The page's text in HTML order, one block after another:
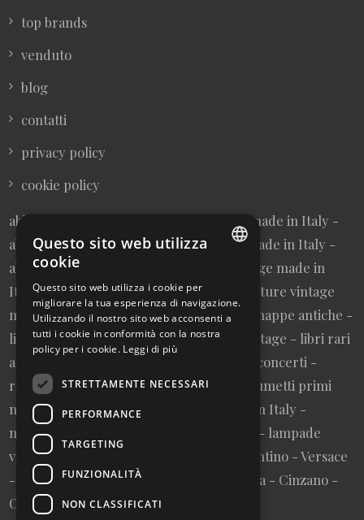
top brands
venduto
blog
contatti
privacy policy
cookie policy
abbigliamento donna vintage sartoriale made in Italy -
abbigliamento uomo vintage sartoriale made in Italy -
abbigliamento da collezione - borse vintage made in
Italy - cravatte vintage made in Italy - cinture vintage
made in Italy - collezionismo cartaceo - mappe antiche -
litografie e stampe antiche - cartoline vintage - libri rari
autografati fuori catalogo - memorabilia concerti -
riviste primi numeri annate complete - fumetti primi
numeri annate complete - design made in Italy -
modernariato - artigianato made in Italy - lampade
vintage - pubblicità vintage - vinile - Valentino - Versace
- Vespa - Fiat - Nutella - Campari - Gancia - Cinzano -
Olivetti - Giglio - Mulino Bianco - Barilla
ENGLISH
Questo sito web utilizza
cookie
Questo sito web utilizza i cookie per
migliorare la tua esperienza di navigazione.
Utilizzando il nostro sito web acconsenti a
tutti i cookie in conformità con la nostra
policy per i cookie. Leggi di più
STRETTAMENTE NECESSARI
PERFORMANCE
TARGETING
FUNZIONALITÀ
NON CLASSIFICATI